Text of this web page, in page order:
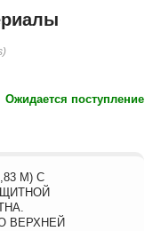
Ожидается поступление
М) С
ВЕРХНЕЙ